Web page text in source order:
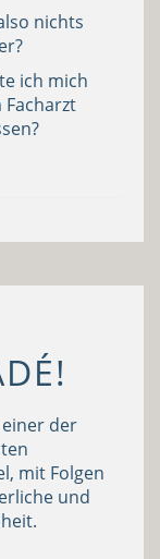
nichts
ich mich
der
mit Folgen
und